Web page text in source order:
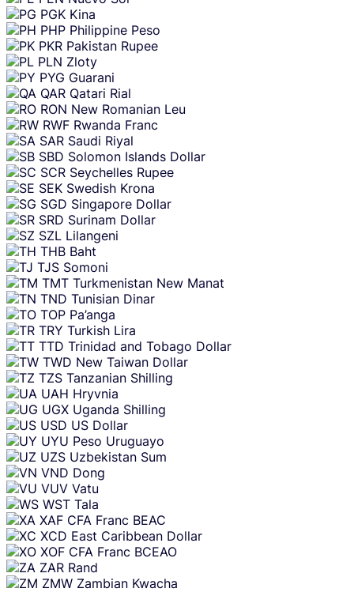
PGK Kina
PHP Philippine Peso
PKR Pakistan Rupee
PLN Zloty
PYG Guarani
QAR Qatari Rial
RON New Romanian Leu
RWF Rwanda Franc
SAR Saudi Riyal
SBD Solomon Islands Dollar
SCR Seychelles Rupee
SEK Swedish Krona
SGD Singapore Dollar
SRD Surinam Dollar
SZL Lilangeni
THB Baht
TJS Somoni
TMT Turkmenistan New Manat
TND Tunisian Dinar
TOP Pa’anga
TRY Turkish Lira
TTD Trinidad and Tobago Dollar
TWD New Taiwan Dollar
TZS Tanzanian Shilling
UAH Hryvnia
UGX Uganda Shilling
USD US Dollar
UYU Peso Uruguayo
UZS Uzbekistan Sum
VND Dong
VUV Vatu
WST Tala
XAF CFA Franc BEAC
XCD East Caribbean Dollar
XOF CFA Franc BCEAO
ZAR Rand
ZMW Zambian Kwacha